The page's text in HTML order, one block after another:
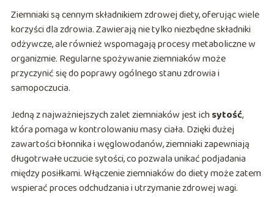
Ziemniaki są cennym składnikiem zdrowej diety, oferując wiele
korzyści dla zdrowia. Zawierają nie tylko niezbędne składniki
odżywcze, ale również wspomagają procesy metaboliczne w
organizmie. Regularne spożywanie ziemniaków może
przyczynić się do poprawy ogólnego stanu zdrowia i
samopoczucia.
Jedną z najważniejszych zalet ziemniaków jest ichsytość,
która pomaga w kontrolowaniu masy ciała. Dzięki dużej
zawartości błonnika i węglowodanów, ziemniaki zapewniają
długotrwałe uczucie sytości, co pozwala unikać podjadania
między posiłkami. Włączenie ziemniaków do diety może zatem
wspierać proces odchudzania i utrzymanie zdrowej wagi.